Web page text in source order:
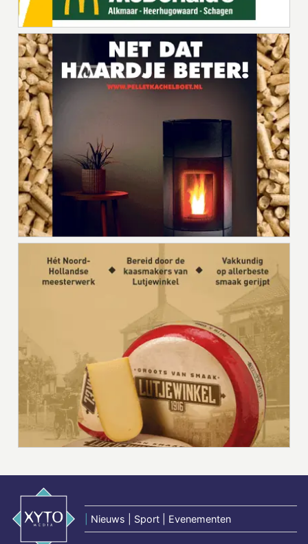
Nieuws | Sport | Evenementen